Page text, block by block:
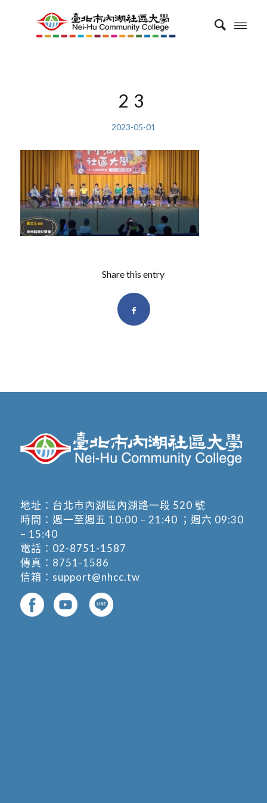
23
2023-05-01
Share this entry
地址： 台北市內湖區內湖路一段 520 號
時間：週一至週五 10:00 – 21:40 ；週六 09:30
– 15:40
電話： 02-8751-1587
傳真：8751-1586
信箱： support@nhcc.tw